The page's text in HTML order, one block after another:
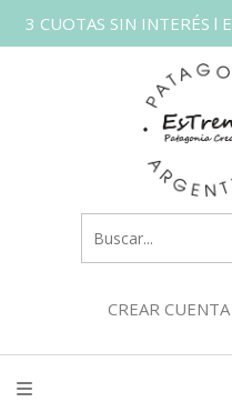
3 CUOTAS SIN INTERÉS l
CREAR CUENTA